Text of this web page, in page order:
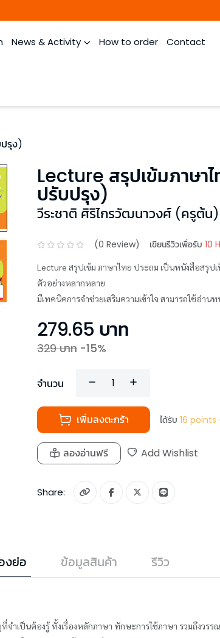
News & Activity How to order Contact
รุง)
Lecture สรุปเข้มภาษา
ปรับปรุง)
วีระชาติ ศิริไกรวัฒนาวงศ์ (ครูต้น)
(0 Review) เขียนรีวิวเพื่อรับ 10
Lecture สรุปเข้ม ภาษาไทย ประถม เป็นหนังสือสรุ
ตัวอย่างหลากหลาย
มีเทคนิคการจำช่วยเสริมความเข้าใจ สามารถใช้อ่าน
279.65 บาท
329บาท -15%
จำนวน
เพิ่มลงตะกร้า ได้รับ 16 points
ลองอ่านฟรี Add Wishlist
Share:
งย่อ ข้อมูลสินค้า รีวิว
จำเป็นต้องรู้ ทั้งเรื่องหลักภาษา ทักษะการใช้ภาษา รวมถึงวรร